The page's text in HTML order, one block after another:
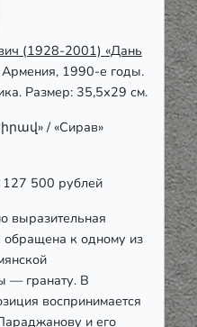
(1928-2001) «Дань
Армения, 1990-е годы.
Размер: 35,5х29 см.
/ «Сирав»
500 рублей
выразительная
обращена к одному из
— гранату. В
воспринимается
и его